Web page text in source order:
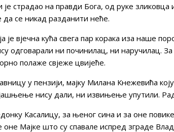
страдао на правди Бога, од руке зликовца
да се никад разданити неће.
је вјечна кућа свега пар корака иза наше
одговарали ни починилац, ни наручилац.
полаже свјеже цвијеће.
у пензији, мајку Милана Кнежевића
нису дали, ни извињење упутили.
Касалицу, за њеног сина и за оне
оне Мајке што су спавале испред зграде